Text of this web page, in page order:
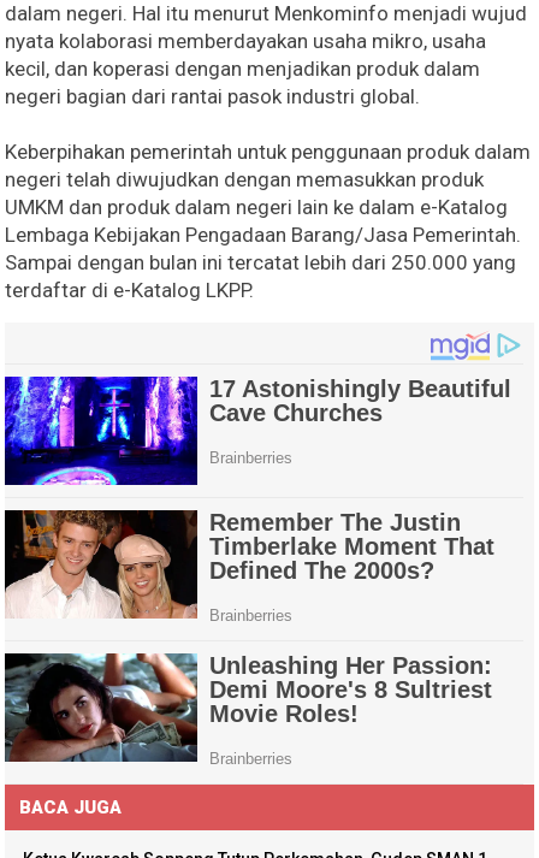
dalam negeri. Hal itu menurut Menkominfo menjadi wujud
nyata kolaborasi memberdayakan usaha mikro, usaha
kecil, dan koperasi dengan menjadikan produk dalam
negeri bagian dari rantai pasok industri global.
Keberpihakan pemerintah untuk penggunaan produk dalam
negeri telah diwujudkan dengan memasukkan produk
UMKM dan produk dalam negeri lain ke dalam e-Katalog
Lembaga Kebijakan Pengadaan Barang/Jasa Pemerintah.
Sampai dengan bulan ini tercatat lebih dari 250.000 yang
terdaftar di e-Katalog LKPP.
BACA JUGA